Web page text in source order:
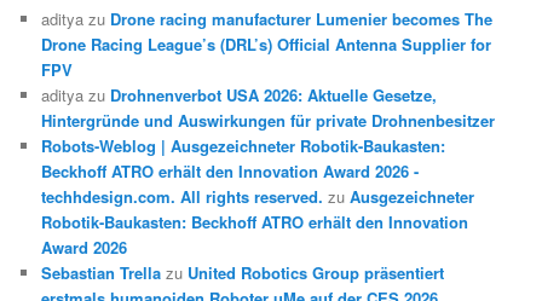
aditya zu Drone racing manufacturer Lumenier becomes The
Drone Racing League’s (DRL’s) Official Antenna Supplier for
FPV
aditya zu Drohnenverbot USA 2026: Aktuelle Gesetze,
Hintergründe und Auswirkungen für private Drohnenbesitzer
Robots-Weblog | Ausgezeichneter Robotik-Baukasten:
Beckhoff ATRO erhält den Innovation Award 2026 -
techhdesign.com. All rights reserved. zuAusgezeichneter
Robotik-Baukasten: Beckhoff ATRO erhält den Innovation
Award 2026
Sebastian Trella zu United Robotics Group präsentiert